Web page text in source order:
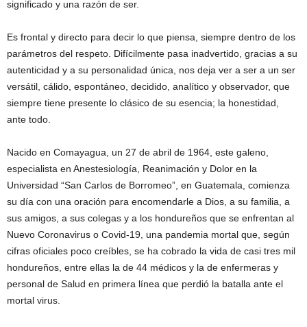
significado y una razón de ser.
Es frontal y directo para decir lo que piensa, siempre dentro de los
parámetros del respeto. Difícilmente pasa inadvertido, gracias a su
autenticidad y a su personalidad única, nos deja ver a ser a un ser
versátil, cálido, espontáneo, decidido, analítico y observador, que
siempre tiene presente lo clásico de su esencia; la honestidad,
ante todo.
Nacido en Comayagua, un 27 de abril de 1964, este galeno,
especialista en Anestesiología, Reanimación y Dolor en la
Universidad “San Carlos de Borromeo”, en Guatemala, comienza
su día con una oración para encomendarle a Dios, a su familia, a
sus amigos, a sus colegas y a los hondureños que se enfrentan al
Nuevo Coronavirus o Covid-19, una pandemia mortal que, según
cifras oficiales poco creíbles, se ha cobrado la vida de casi tres mil
hondureños, entre ellas la de 44 médicos y la de enfermeras y
personal de Salud en primera línea que perdió la batalla ante el
mortal virus.